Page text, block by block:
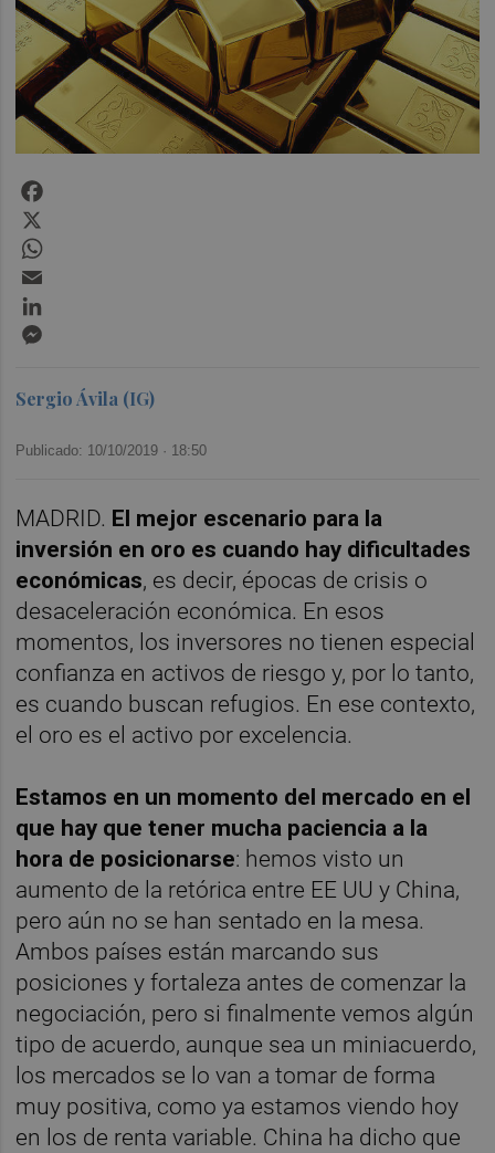
Sergio Ávila (IG)
Publicado: 10/10/2019 · 18:50
MADRID. El mejor escenario para la
inversión en oro es cuando hay dificultades
económicas, es decir, épocas de crisis o
desaceleración económica. En esos
momentos, los inversores no tienen especial
confianza en activos de riesgo y, por lo tanto,
es cuando buscan refugios. En ese contexto,
el oro es el activo por excelencia.
Estamos en un momento del mercado en el
que hay que tener mucha paciencia a la
hora de posicionarse: hemos visto un
aumento de la retórica entre EE UU y China,
pero aún no se han sentado en la mesa.
Ambos países están marcando sus
posiciones y fortaleza antes de comenzar la
negociación, pero si finalmente vemos algún
tipo de acuerdo, aunque sea un miniacuerdo,
los mercados se lo van a tomar de forma
muy positiva, como ya estamos viendo hoy
en los de renta variable. China ha dicho que